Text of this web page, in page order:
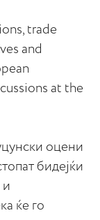
оцени
бидејќи
и
ќе го